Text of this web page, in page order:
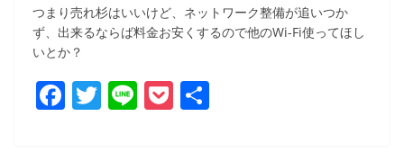
つまり売れ杉はいいけど、ネットワーク整備が追いつか
ず、出来るならば料金お安くするので他のWi-Fi使ってほし
いとか？
F T Li P